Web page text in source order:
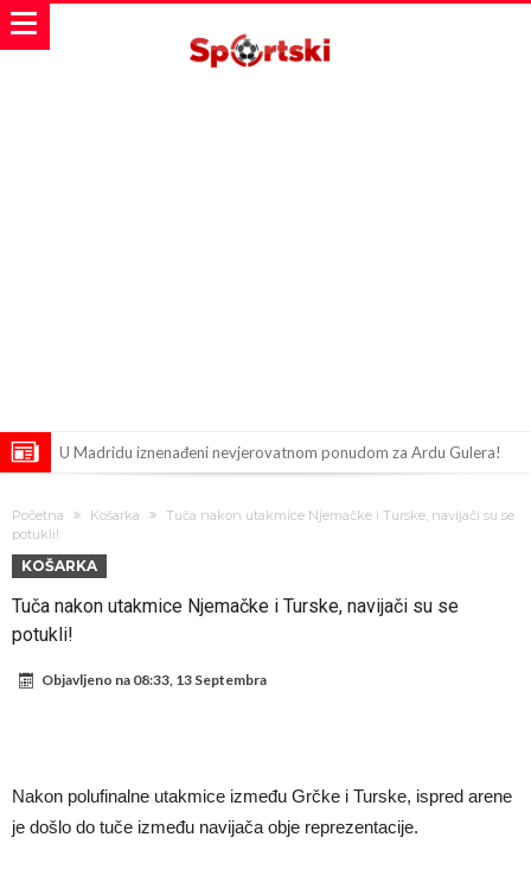
U Madridu iznenađeni nevjerovatnom ponudom za Ardu Gulera!
zaprepašteni njegovim riječima
Milan smanjuje tim
Hidratacijske pauze postale su biznis: FIFA ih ne planira ukinuti
Početna Košarka
Tuča nakon utakmice Njemačke i Turske, navijači su se
potukli!
KOŠARKA
Tuča nakon utakmice Njemačke i Turske, navijači su se
potukli!
Objavljeno na 08:33, 13 Septembra
Nakon polufinalne utakmice između Grčke i Turske, ispred arene
je došlo do tuče između navijača obje reprezentacije.